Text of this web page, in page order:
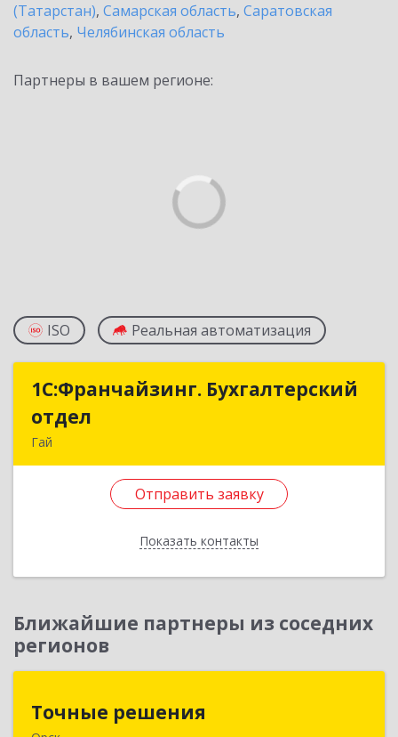
(Татарстан), Самарская область, Саратовская
область, Челябинская область
Партнеры в вашем регионе:
ISO Реальная автоматизация
1С:Франчайзинг. Бухгалтерский
отдел
Гай
Отправить заявку
Показать контакты
1С:Франчайзинг. Бухгалтерский
дом № 1, кв.12
Ближайшие партнеры из соседних
регионов
Точные решения